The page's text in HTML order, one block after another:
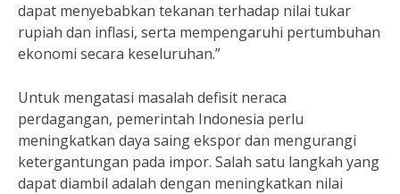
dapat menyebabkan tekanan terhadap nilai tukar
rupiah dan inflasi, serta mempengaruhi pertumbuhan
ekonomi secara keseluruhan.”
Untuk mengatasi masalah defisit neraca
perdagangan, pemerintah Indonesia perlu
meningkatkan daya saing ekspor dan mengurangi
ketergantungan pada impor. Salah satu langkah yang
dapat diambil adalah dengan meningkatkan nilai